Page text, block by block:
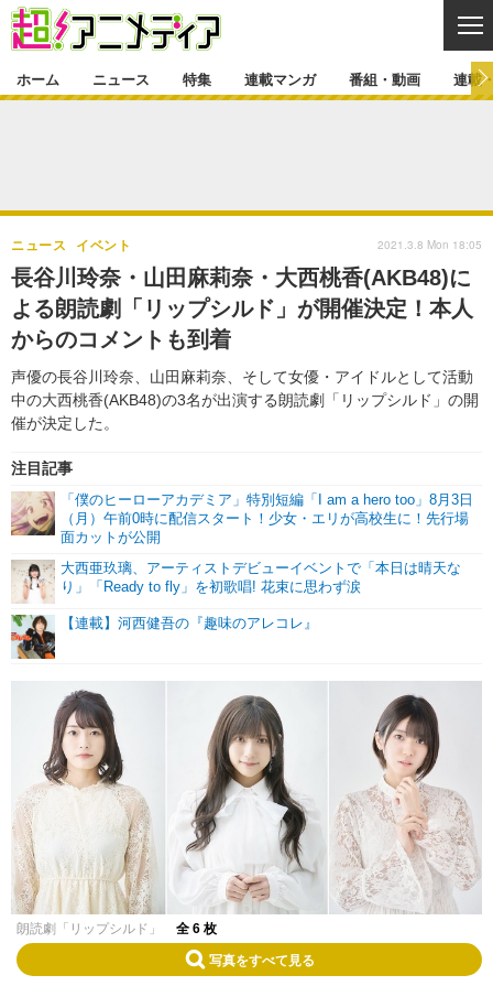
ゲーム・アプリ マンガ
グッズ イベント
声優
舞台 新帝スタ
特集一覧 カバー
ラキりす
連載マンガ
連載マンガ一覧 連載一覧
番組・動画
番組・動画一覧 ラジオ
動画
連載・ブログ
連載・ブログ一覧
編集部ブログ・お知らせ
ホーム ニュース 特集 連載マンガ 番組・動画 連載
長谷川玲奈・山田麻莉奈・大西桃香(AKB48)に
よる朗読劇「リップシルド」が開催決定！本人
からのコメントも到着
声優の長谷川玲奈、山田麻莉奈、そして女優・アイドルとして活動
中の大西桃香(AKB48)の3名が出演する朗読劇「リップシルド」の開
催が決定した。
ニュース イベント
注目記事
「僕のヒーローアカデミア」特別短編「I am a hero too」8月3日
（月）午前0時に配信スタート！少女・エリが高校生に！先行場
面カットが公開
大西亜玖璃、アーティストデビューイベントで「本日は晴天な
り」「Ready to fly」を初歌唱! 花束に思わず涙
【連載】河西健吾の『趣味のアレコレ』
2021.3.8 Mon 18:05
朗読劇「リップシルド」 全 6 枚
写真をすべて見る